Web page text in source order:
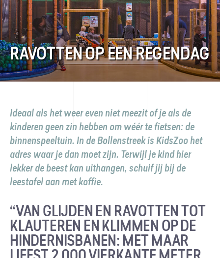
RAVOTTEN OP EEN REGENDAG
Ideaal als het weer even niet meezit of je als de
kinderen geen zin hebben om wéér te fietsen: de
binnenspeeltuin. In de Bollenstreek is KidsZoo het
adres waar je dan moet zijn. Terwijl je kind hier
lekker de beest kan uithangen, schuif jij bij de
leestafel aan met koffie. ​
“VAN GLIJDEN EN RAVOTTEN TOT
KLAUTEREN EN KLIMMEN OP DE
HINDERNISBANEN: MET MAAR